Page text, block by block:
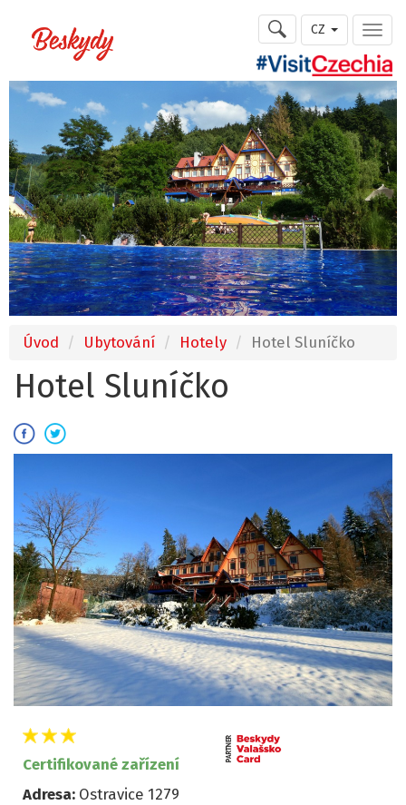
CZ
Úvod Ubytování Hotely Hotel Sluníčko
Hotel Sluníčko
Certifikované zařízení
Adresa: Ostravice 1279